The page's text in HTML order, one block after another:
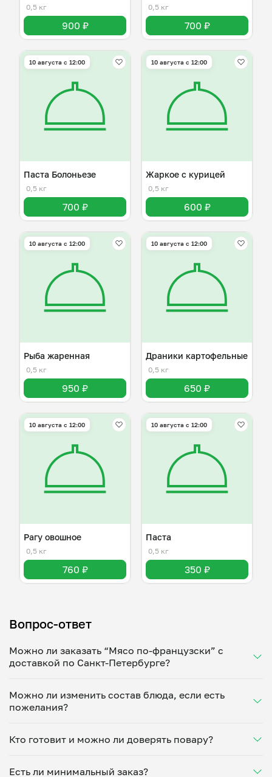
0,5 кг
900 ₽
0,5 кг
700 ₽
10 августа с 12:00
Паста Болоньезе
0,5 кг
700 ₽
10 августа с 12:00
Жаркое с курицей
0,5 кг
600 ₽
10 августа с 12:00
Рыба жаренная
0,5 кг
950 ₽
10 августа с 12:00
Драники картофельные
0,5 кг
650 ₽
10 августа с 12:00
Рагу овошное
0,5 кг
760 ₽
10 августа с 12:00
Паста
0,5 кг
350 ₽
Вопрос-ответ
Можно ли заказать “Мясо по-французски” с
доставкой по Санкт-Петербурге?
Укажите удобное время — и получите свежее
домашнее блюдо в большой порции прямо с плиты.
минут. Статус заказа отслеживайте в личном
кабинете, а с поваром можно связаться напрямую в
утром на вечер или сегодня на завтра.
Можно ли изменить состав блюда, если есть
пожелания?
ваши предпочтения: уберет специи, снизит
Укажите пожелания при оформлении или напишите
Кто готовит и можно ли доверять повару?
проверенный повар из г.Санкт-Петербург. Каждый
Есть ли минимальный заказ?